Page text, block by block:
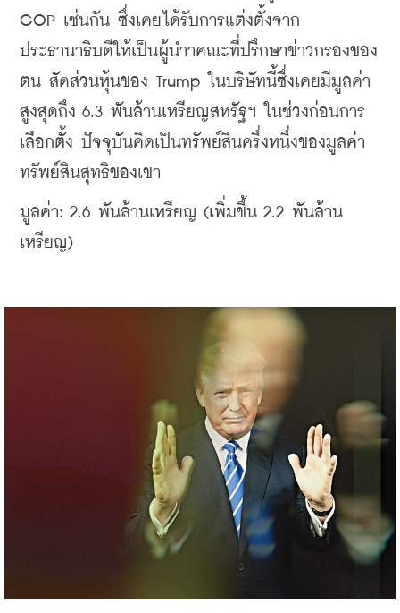
GOP เช่นกัน ซึ่งเคยได้รับการแต่งตั้งจาก
ประธานาธิบดีให้เป็นผู้นําาคณะที่ปรึกษาข่าวกรองของ
ตน สัดส่วนหุ้นของ Trump ในบริษัทนี้ซึ่งเคยมีมูลค่า
สูงสุดถึง 6.3 พันล้านเหรียญสหรัฐฯ ในช่วงก่อนการ
เลือกตั้ง ปัจจุบันคิดเป็นทรัพย์สินครึ่งหนึ่งของมูลค่า
ทรัพย์สินสุทธิของเขา
มูลค่า: 2.6 พันล้านเหรียญ (เพิ่มขึ้น 2.2 พันล้าน
เหรียญ)